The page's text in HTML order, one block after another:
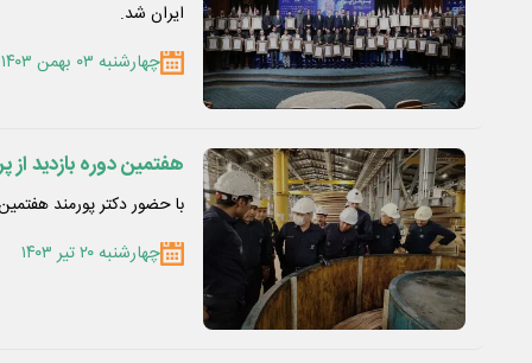
ایران شد.
چهارشنبه ۰۳ بهمن ۱۴۰۳
هفتمین دوره بازدید از
با حضور دکتر پورمند هفتمین
چهارشنبه ۲۰ تیر ۱۴۰۳